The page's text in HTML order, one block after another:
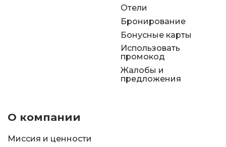
Отели
Бронирование
Бонусные карты
Использовать
промокод
Жалобы и
предложения
О компании
Миссия и ценности